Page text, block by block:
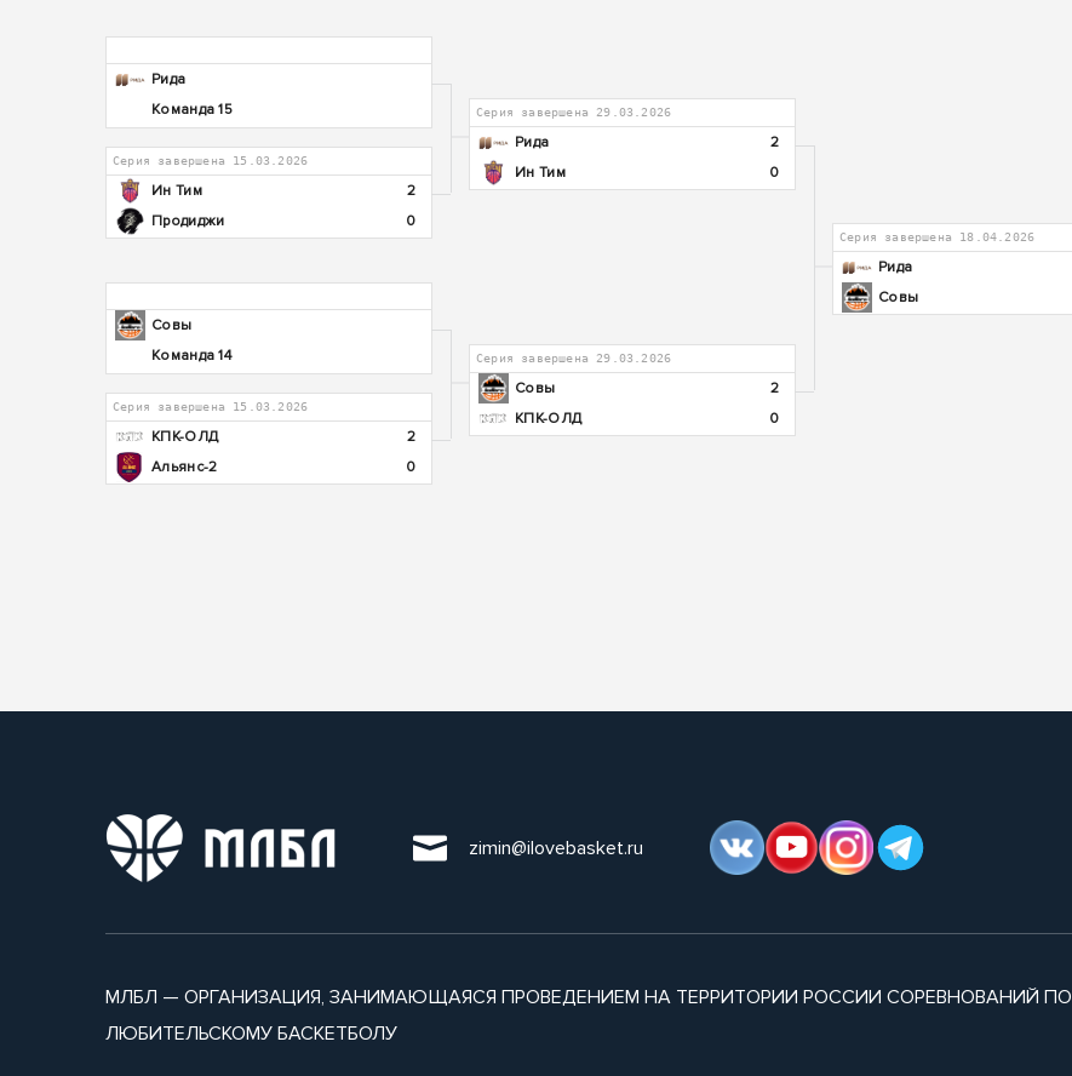
Рида
Команда 15
Серия завершена 15.03.2026
Ин Тим
2
Продиджи
0
Совы
Команда 14
Серия завершена 15.03.2026
КПК-ОЛД
2
Альянс-2
0
Серия завершена 29.03.2026
Рида
2
Ин Тим
0
Серия завершена 29.03.2026
Совы
2
КПК-ОЛД
0
Серия завершена 18.04.2026
Рида
Совы
zimin@ilovebasket.ru
МЛБЛ — ОРГАНИЗАЦИЯ, ЗАНИМАЮЩАЯСЯ ПРОВЕДЕНИЕМ НА ТЕРРИТОРИИ РОССИИ СОРЕВНОВАНИЙ ПО
ЛЮБИТЕЛЬСКОМУ БАСКЕТБОЛУ